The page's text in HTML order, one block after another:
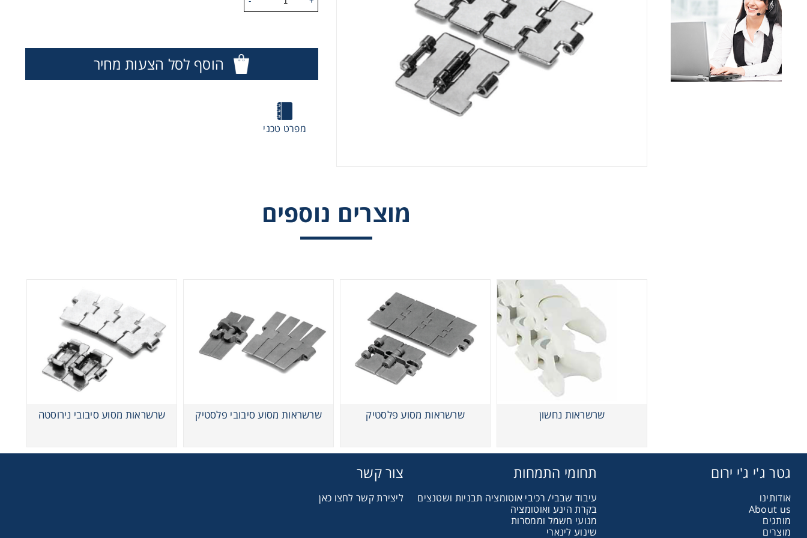
הוסף לסל הצעות מחיר
מפרט טכני
מוצרים נוספים
שרשראות נחשון שרשראות מסוע פלסטיק שרשראות מסוע סיבובי פלסטיק שרשראות מסוע סיבובי נירוסטה
גטר ג'י ג'י ירום
אודותינו
About us
מותגים
מוצרים
תחומי התמחות
עיבוד שבבי/ רכיבי אוטומציה תבניות ושטנצים
בקרת הינע ואוטומציה
מנועי חשמל וממסרות
שינוע לינארי
צור קשר
ליצירת קשר לחצו כאן
שרשראות נחשון
שרשראות, גלגלי שרשרת וגלגלי שיניים
רצועות וי, רצועות תזמון וגלגלים